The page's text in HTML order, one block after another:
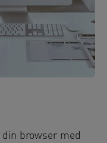
browser med